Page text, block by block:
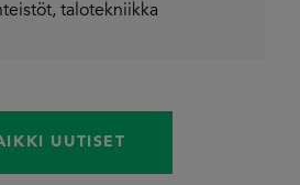
, talotekniikka
UUTISET